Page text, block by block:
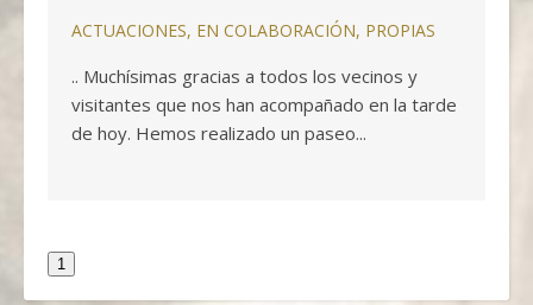
ACTUACIONES, EN COLABORACIÓN, PROPIAS
.. Muchísimas gracias a todos los vecinos y
visitantes que nos han acompañado en la tarde
de hoy. Hemos realizado un paseo...
1